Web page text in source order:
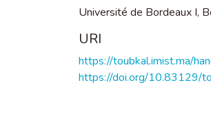
Université de Bordeaux I,
URI
https://toubkal.imist.ma/
https://doi.org/10.83129/